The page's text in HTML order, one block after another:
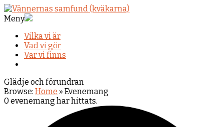
Meny
Vilka vi är
Vad vi gör
Var vi finns
Glädje och förundran
Browse: Home » Evenemang
0 evenemang har hittats.